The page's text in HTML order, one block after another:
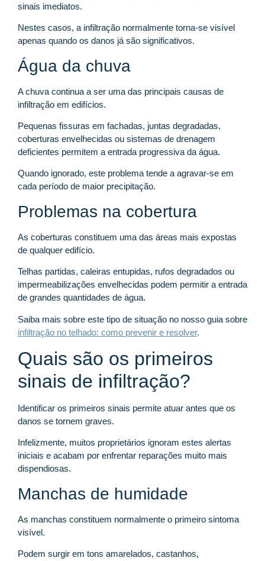
sinais imediatos.
Nestes casos, a infiltração normalmente torna-se visível
apenas quando os danos já são significativos.
Água da chuva
A chuva continua a ser uma das principais causas de
infiltração em edifícios.
Pequenas fissuras em fachadas, juntas degradadas,
coberturas envelhecidas ou sistemas de drenagem
deficientes permitem a entrada progressiva da água.
Quando ignorado, este problema tende a agravar-se em
cada período de maior precipitação.
Problemas na cobertura
As coberturas constituem uma das áreas mais expostas
de qualquer edifício.
Telhas partidas, caleiras entupidas, rufos degradados ou
impermeabilizações envelhecidas podem permitir a entrada
de grandes quantidades de água.
Saiba mais sobre este tipo de situação no nosso guia sobre
infiltração no telhado: como prevenir e resolver.
Quais são os primeiros
sinais de infiltração?
Identificar os primeiros sinais permite atuar antes que os
danos se tornem graves.
Infelizmente, muitos proprietários ignoram estes alertas
iniciais e acabam por enfrentar reparações muito mais
dispendiosas.
Manchas de humidade
As manchas constituem normalmente o primeiro sintoma
visível.
Podem surgir em tons amarelados, castanhos,